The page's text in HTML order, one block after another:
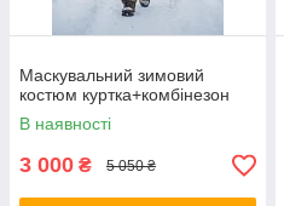
Маскувальний зимовий
костюм куртка+комбінезон
В наявності
3 000 ₴ 5 050 ₴